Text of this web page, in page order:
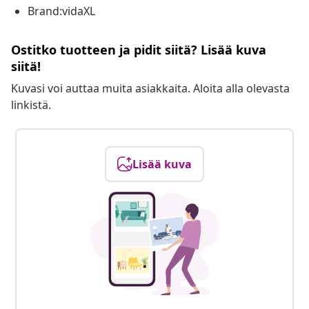
Brand:vidaXL
Ostitko tuotteen ja pidit siitä? Lisää kuva
siitä!
Kuvasi voi auttaa muita asiakkaita. Aloita alla olevasta
linkistä.
Lisää kuva